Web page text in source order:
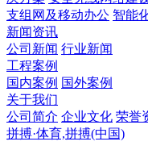
支组网及移动办公 智能
新闻资讯
公司新闻 行业新闻
工程案例
国内案例 国外案例
关于我们
公司简介 企业文化 荣誉
拼搏·体育,拼搏(中国)